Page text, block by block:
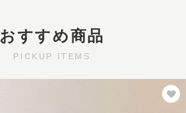
おすすめ商品
PICKUP ITEMS